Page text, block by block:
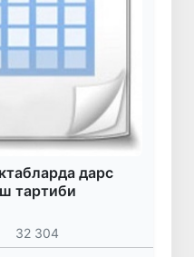
дарс
тартиби
32 304